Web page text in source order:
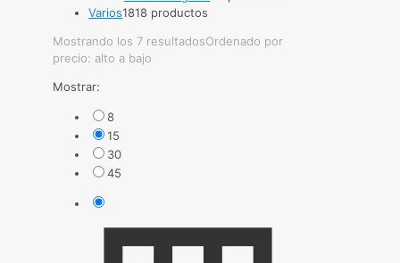
Varios1818 productos
Mostrando los 7 resultadosOrdenado por
precio: alto a bajo
Mostrar:
8
15
30
45